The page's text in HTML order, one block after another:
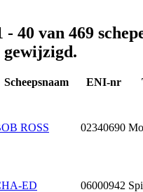
- 40 van 469
Scheepsnaam ENI-nr
ROSS 02340690
ED 06000942